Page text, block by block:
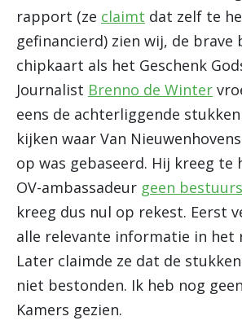
rapport (ze claimt dat zelf te
gefinancierd) zien wij, de brave
chipkaart als het Geschenk
Journalist Brenno de Winter
eens de achterliggende
kijken waar Van
op was gebaseerd. Hij kreeg te
OV-ambassadeur geen
kreeg dus nul op rekest. Eerst
alle relevante informatie in
Later claimde ze dat de
niet bestonden. Ik heb nog
Kamers gezien.